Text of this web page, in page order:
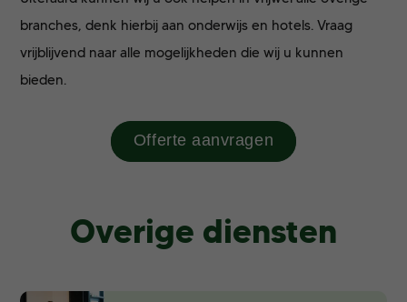
branches, denk hierbij aan onderwijs en hotels. Vraag
vrijblijvend naar alle mogelijkheden die wij u kunnen
bieden.
Offerte aanvragen
Overige diensten